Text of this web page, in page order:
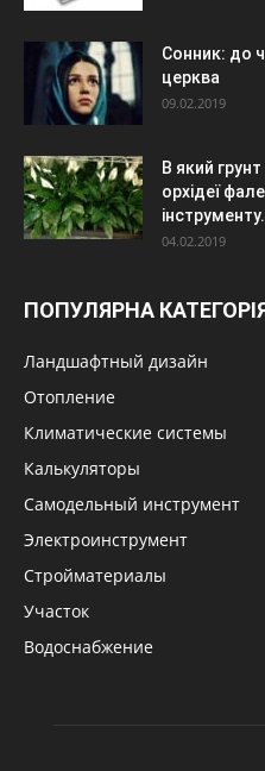
Сонник: до
церква
09.02.2019
В який
орхідеї
04.02.2019
ПОПУЛЯРНА
Ландшафтный дизайн
Отопление
Климатические системы
Калькуляторы
Самодельный инструмент
Электроинструмент
Стройматериалы
Участок
Водоснабжение